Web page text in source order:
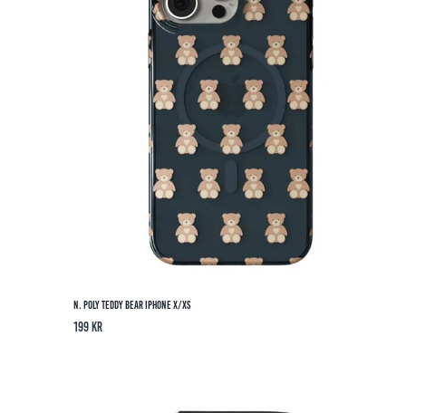
N. Poly Teddy Bear iPhone X/XS
199 kr